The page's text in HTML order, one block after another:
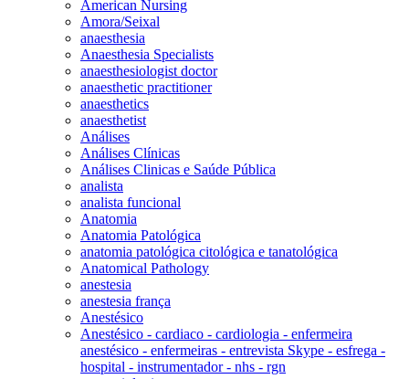
American Nursing
Amora/Seixal
anaesthesia
Anaesthesia Specialists
anaesthesiologist doctor
anaesthetic practitioner
anaesthetics
anaesthetist
Análises
Análises Clínicas
Análises Clinicas e Saúde Pública
analista
analista funcional
Anatomia
Anatomia Patológica
anatomia patológica citológica e tanatológica
Anatomical Pathology
anestesia
anestesia frança
Anestésico
Anestésico - cardiaco - cardiologia - enfermeira
anestésico - enfermeiras - entrevista Skype - esfrega -
hospital - instrumentador - nhs - rgn